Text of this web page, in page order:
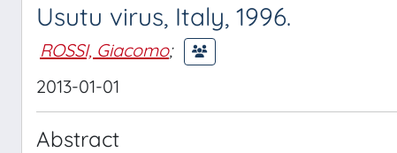
Usutu virus, Italy, 1996.
ROSSI, Giacomo;
2013-01-01
Abstract